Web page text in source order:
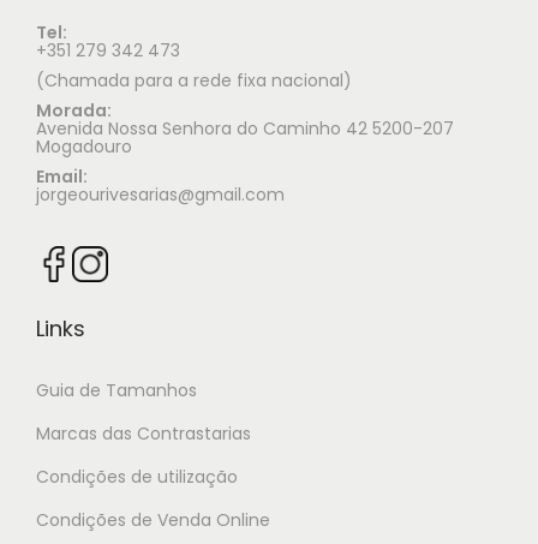
Tel:
+351 279 342 473
(Chamada para a rede fixa nacional)
Morada:
Avenida Nossa Senhora do Caminho 42 5200-207
Mogadouro
Email:
jorgeourivesarias@gmail.com
Links
Guia de Tamanhos
Marcas das Contrastarias
Condições de utilização
Condições de Venda Online